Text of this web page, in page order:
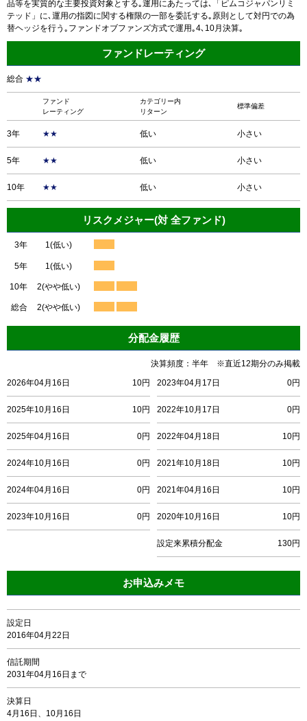
品等を実質的な主要投資対象とする｡運用にあたっては､「ピムコジャパンリミ
テッド」に､運用の指図に関する権限の一部を委託する｡原則として対円での為
替ヘッジを行う｡ファンドオブファンズ方式で運用｡4､10月決算｡
ファンドレーティング
総合 ★★
ファンド
レーティング
カテゴリー内
リターン
標準偏差
3年 ★★ 低い 小さい
5年 ★★ 低い 小さい
10年 ★★ 低い 小さい
リスクメジャー(対 全ファンド)
3年
5年
10年
総合
1(低い)
1(低い)
2(やや低い)
2(やや低い)
分配金履歴
決算頻度：半年 ※直近12期分のみ掲載
2026年04月16日
10円
2025年10月16日 10円
2025年04月16日 0円
2024年10月16日 0円
2024年04月16日 0円
2023年10月16日 0円
2023年04月17日 0円
2022年10月17日 0円
2022年04月18日 10円
2021年10月18日 10円
2021年04月16日 10円
2020年10月16日 10円
設定来累積分配金 130円
お申込みメモ
設定日
2016年04月22日
信託期間
2031年04月16日まで
決算日
4月16日、10月16日